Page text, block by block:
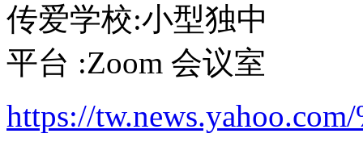
传爱学校:小型独中
平台 :Zoom 会议室
https://